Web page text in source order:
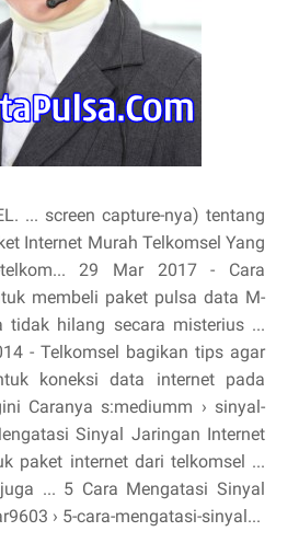
... screen capture-nya) tentang
Internet Murah Telkomsel Yang
telkom... 29 Mar 2017 - Cara
membeli paket pulsa data M-
hilang secara misterius ...
- Telkomsel bagikan tips agar
koneksi data internet pada
Caranya s:mediumm › sinyal-
Sinyal Jaringan Internet
paket internet dari telkomsel ...
... 5 Cara Mengatasi Sinyal
› 5-cara-mengatasi-sinyal...